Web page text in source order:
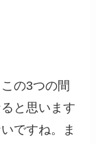
の3つの間
と思います
ですね。ま